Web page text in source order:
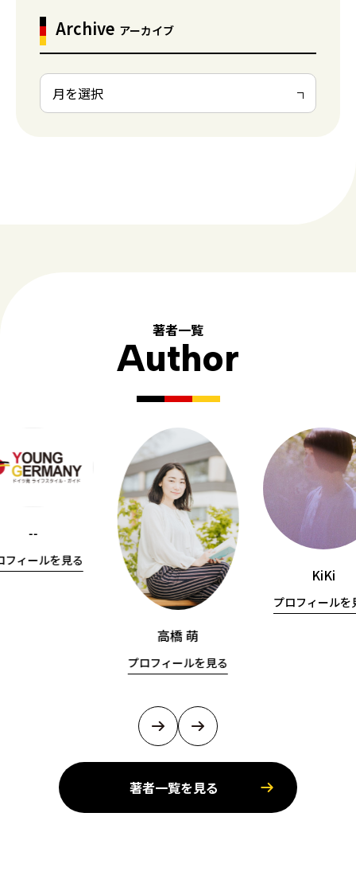
Archive アーカイブ
著者一覧
Author
--
フィールを見る
高橋 萌
プロフィールを見る
KiKi
プロフィールを
著者一覧を見る